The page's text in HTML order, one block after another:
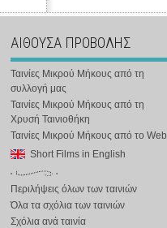
ΑΙΘΟΥΣΑ ΠΡΟΒΟΛΗΣ
Ταινίες Μικρού Μήκους από τη
συλλογή μας
Ταινίες Μικρού Μήκους από τη
Χρυσή Ταινιοθήκη
Ταινίες Μικρού Μήκους από το Web
Short Films in English
Περιλήψεις όλων των ταινιών
Όλα τα σχόλια των ταινιών
Σχόλια ανά ταινία